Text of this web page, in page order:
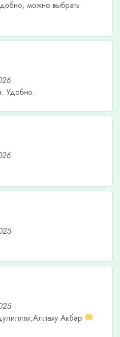
можно выбрать
Удобно.
Акбар